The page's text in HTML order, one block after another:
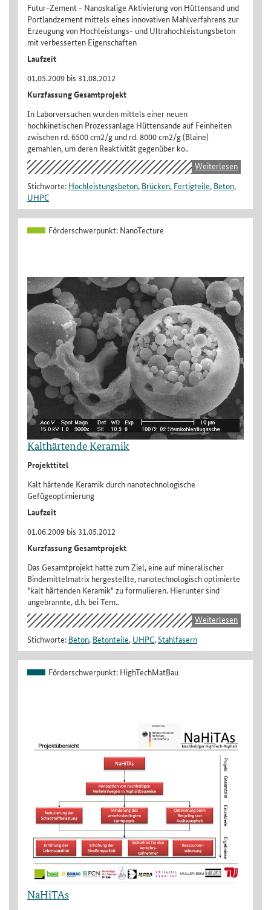
Futur-Zement - Nanoskalige Aktivierung von Hüttensand und
Portlandzement mittels eines innovativen Mahlverfahrens zur
Erzeugung von Hochleistungs- und Ultrahochleistungsbeton
mit verbesserten Eigenschaften
Laufzeit
01.05.2009 bis 31.08.2012
Kurzfassung Gesamtprojekt
In Laborversuchen wurden mittels einer neuen
hochkinetischen Prozessanlage Hüttensande auf Feinheiten
zwischen rd. 6500 cm2/g und rd. 8000 cm2/g (Blaine)
gemahlen, um deren Reaktivität gegenüber ko..
Weiterlesen
Stichworte: Hochleistungsbeton, Brücken, Fertigteile, Beton,
UHPC
Förderschwerpunkt: NanoTecture
Kalthärtende Keramik
Projekttitel
Kalt härtende Keramik durch nanotechnologische
Gefügeoptimierung
Laufzeit
01.06.2009 bis 31.05.2012
Kurzfassung Gesamtprojekt
Das Gesamtprojekt hatte zum Ziel, eine auf mineralischer
Bindemittelmatrix hergestellte, nanotechnologisch optimierte
"kalt härtenden Keramik" zu formulieren. Hierunter sind
ungebrannte, d.h. bei Tem..
Weiterlesen
Stichworte: Beton, Betonteile, UHPC,Stahlfasern
Förderschwerpunkt: HighTechMatBau
NaHiTAs